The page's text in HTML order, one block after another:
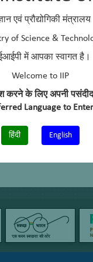
एवं प्रौद्योगिकी मंत्रालय
of Science &
में आपका स्वागत है।
Welcome to IIP
करने के लिए अपनी
Language to
हिंदी English